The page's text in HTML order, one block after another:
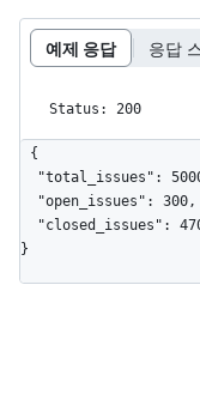
예제 응답 응답
Status: 200
{
}